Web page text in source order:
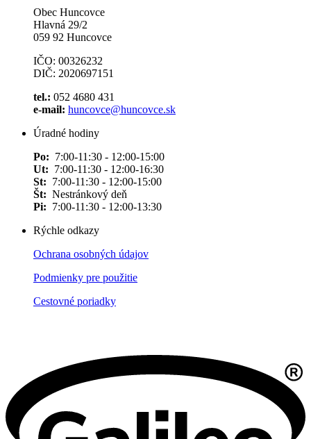
Obec Huncovce
Hlavná 29/2
059 92 Huncovce
IČO: 00326232
DIČ: 2020697151
tel.: 052 4680 431
e-mail: huncovce@huncovce.sk
Úradné hodiny
Po: 7:00-11:30 - 12:00-15:00
Ut: 7:00-11:30 - 12:00-16:30
St: 7:00-11:30 - 12:00-15:00
Št: Nestránkový deň
Pi: 7:00-11:30 - 12:00-13:30
Rýchle odkazy
Ochrana osobných údajov
Podmienky pre použitie
Cestovné poriadky